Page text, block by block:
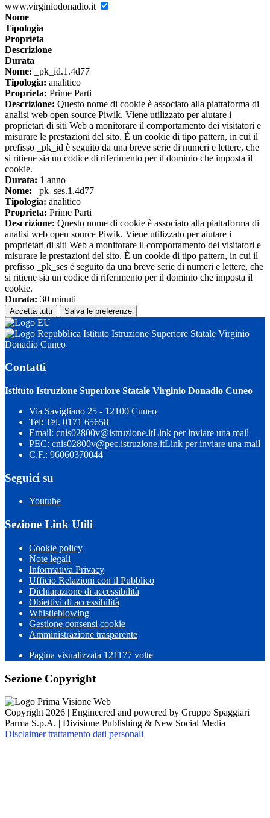
www.virginiodonadio.it
Nome
Tipologia
Proprieta
Descrizione
Durata
Nome: _pk_id.1.4d77
Tipologia: analitico
Proprieta: Prime Parti
Descrizione: Questo nome di cookie è associato alla piattaforma di
analisi web open source Piwik. Viene utilizzato per aiutare i
proprietari di siti Web a monitorare il comportamento dei visitatori e
misurare le prestazioni del sito. È un cookie di tipo pattern, in cui il
prefisso _pk_id è seguito da una breve serie di numeri e lettere, che
si ritiene sia un codice di riferimento per il dominio che imposta il
cookie.
Durata: 1 anno
Nome: _pk_ses.1.4d77
Tipologia: analitico
Proprieta: Prime Parti
Descrizione: Questo nome di cookie è associato alla piattaforma di
analisi web open source Piwik. Viene utilizzato per aiutare i
proprietari di siti Web a monitorare il comportamento dei visitatori e
misurare le prestazioni del sito. È un cookie di tipo pattern, in cui il
prefisso _pk_ses è seguito da una breve serie di numeri e lettere, che
si ritiene sia un codice di riferimento per il dominio che imposta il
cookie.
Durata: 30 minuti
Accetta tutti Salva le preferenze
Istituto Istruzione Superiore Statale Virginio
Donadio Cuneo
Contatti
Istituto Istruzione Superiore Statale Virginio Donadio Cuneo
Via Savigliano 25 - 12100 Cuneo
Tel: Tel. 0171 65658
Email: cnis02800v@istruzione.itLink per inviare una mail
PEC: cnis02800v@pec.istruzione.itLink per inviare una mail
C.F.: 96060370044
Seguici su
Youtube
Sezione Link Utili
Cookie policy
Note legali
Informativa Privacy
Ufficio Relazioni con il Pubblico
Dichiarazione di accessibilità
Obiettivi di accessibilità
Whistleblowing
Gestione consensi cookie
Amministrazione trasparente
Pagina visualizzata 121177 volte
Sezione Copyright
Copyright 2026 | Engineered and powered by Gruppo Spaggiari
Parma S.p.A. | Divisione Publishing & New Social Media
Disclaimer trattamento dati personali